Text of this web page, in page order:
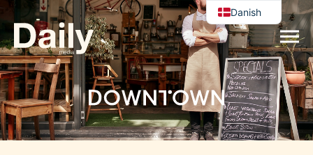
Danish
English